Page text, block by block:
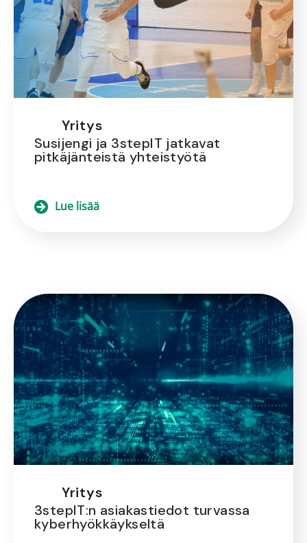
Yritys
Susijengi ja 3stepIT jatkavat
pitkäjänteistä yhteistyötä
Lue lisää
Yritys
3stepIT:n asiakastiedot turvassa
kyberhyökkäykseltä